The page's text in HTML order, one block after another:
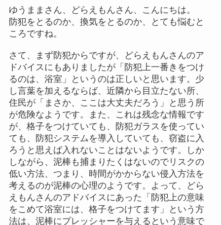
ゆうままさん、どらえもんさん、こんにちは。
防犯をとるのか、換気をとるのか、とても悩むと
ころですね。
さて、まず防犯からですが、どらえもんさんのア
ドバイスにもありましたが「防犯上一番きをつけ
るのは、浴室」というのは正しいと思います。少
し言葉を加えるならば、近隣から目立たない所、
住民が「まさか、ここは大丈夫だろう」と思う所
が危険なようです。また、これは残念な情報です
が、格子をつけていても、防犯ガラスを使ってい
ても、防犯システムを導入していても、窃盗に入
ろうと思えば入れないことはないようです。しか
しながら、泥棒も捕まりたくはないのでリスクの
低い方法、つまり、時間がかからない侵入方法を
考えるのが泥棒の心理のようです。よって、どら
えもんさんのアドバイスにあった「防犯上の意味
をこめて浴室には、格子をつけてます」という方
法は、泥棒にプレッシャーを与えるという意味で